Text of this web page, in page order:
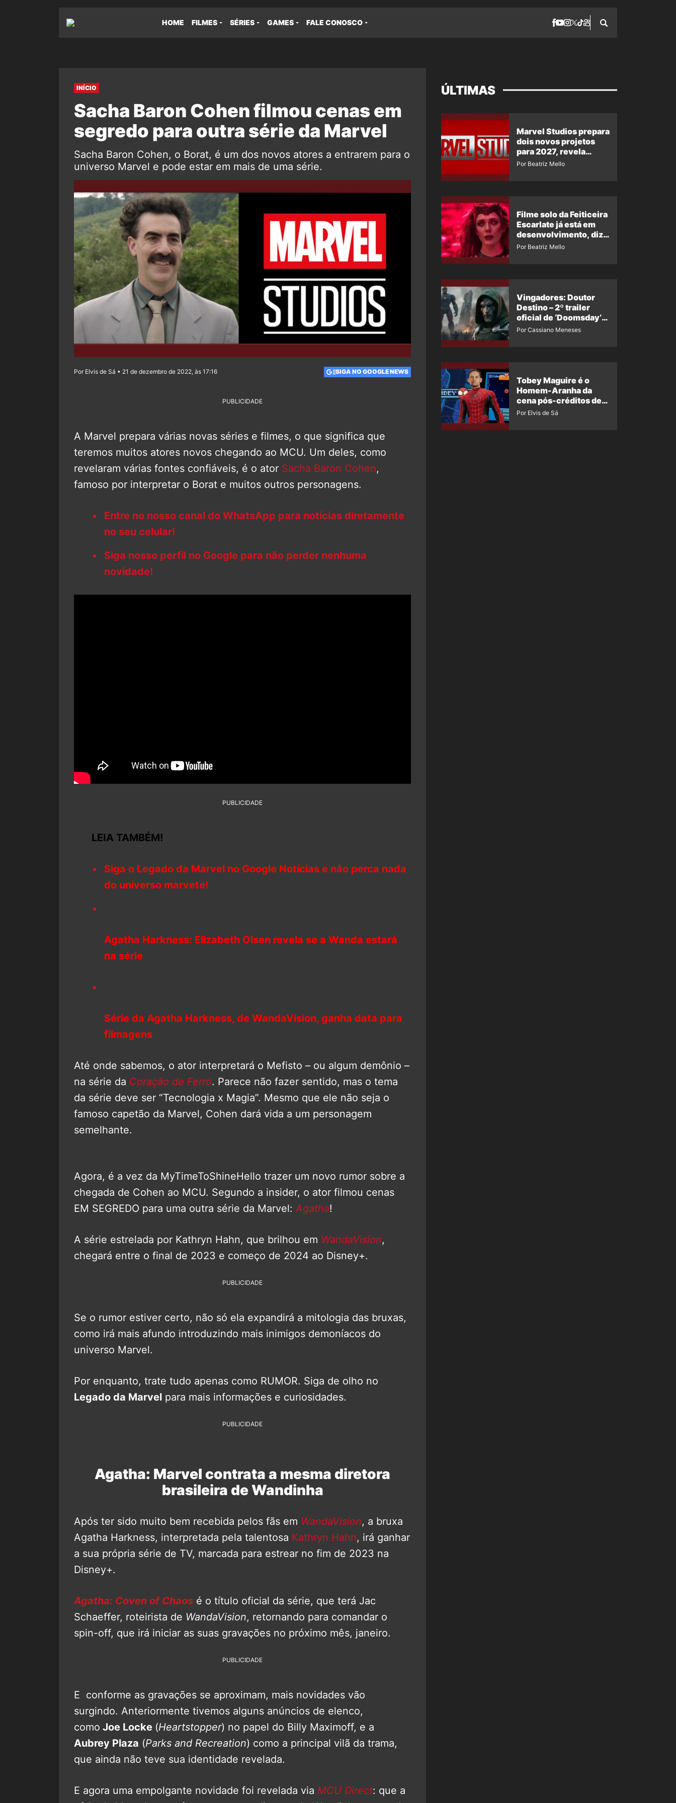
HOME FILMES SÉRIES GAMES FALE CONOSCO
INÍCIO
Sacha Baron Cohen filmou cenas em
segredo para outra série da Marvel
Sacha Baron Cohen, o Borat, é um dos novos atores a entrarem para o
universo Marvel e pode estar em mais de uma série.
Por Elvis de Sá • 21 de dezembro de 2022, às 17:16 SIGA NO GOOGLE NEWS
PUBLICIDADE
A Marvel prepara várias novas séries e filmes, o que significa que
teremos muitos atores novos chegando ao MCU. Um deles, como
revelaram várias fontes confiáveis, é o ator Sacha Baron Cohen,
famoso por interpretar o Borat e muitos outros personagens.
Entre no nosso canal do WhatsApp para notícias diretamente
no seu celular!
Siga nosso perfil no Google para não perder nenhuma
novidade!
PUBLICIDADE
LEIA TAMBÉM!
Siga o Legado da Marvel no Google Notícias e não perca nada
do universo marvete!
Agatha Harkness: Elizabeth Olsen revela se a Wanda estará
na série
Série da Agatha Harkness, de WandaVision, ganha data para
filmagens
Até onde sabemos, o ator interpretará o Mefisto – ou algum demônio –
na série da Coração de Ferro. Parece não fazer sentido, mas o tema
da série deve ser “Tecnologia x Magia”. Mesmo que ele não seja o
famoso capetão da Marvel, Cohen dará vida a um personagem
semelhante.
Agora, é a vez da MyTimeToShineHello trazer um novo rumor sobre a
chegada de Cohen ao MCU. Segundo a insider, o ator filmou cenas
EM SEGREDO para uma outra série da Marvel: Agatha!
A série estrelada por Kathryn Hahn, que brilhou em WandaVision,
chegará entre o final de 2023 e começo de 2024 ao Disney+.
PUBLICIDADE
Se o rumor estiver certo, não só ela expandirá a mitologia das bruxas,
como irá mais afundo introduzindo mais inimigos demoníacos do
universo Marvel.
Por enquanto, trate tudo apenas como RUMOR. Siga de olho no
Legado da Marvel para mais informações e curiosidades.
PUBLICIDADE
Agatha: Marvel contrata a mesma diretora
brasileira de Wandinha
Após ter sido muito bem recebida pelos fãs em WandaVision, a bruxa
Agatha Harkness, interpretada pela talentosa Kathryn Hahn, irá ganhar
a sua própria série de TV, marcada para estrear no fim de 2023 na
Disney+.
Agatha: Coven of Chaos é o título oficial da série, que terá Jac
Schaeffer, roteirista de WandaVision, retornando para comandar o
spin-off, que irá iniciar as suas gravações no próximo mês, janeiro.
PUBLICIDADE
E conforme as gravações se aproximam, mais novidades vão
surgindo. Anteriormente tivemos alguns anúncios de elenco,
como Joe Locke (Heartstopper) no papel do Billy Maximoff, e a
Aubrey Plaza (Parks and Recreation) como a principal vilã da trama,
que ainda não teve sua identidade revelada.
E agora uma empolgante novidade foi revelada via MCU Direct: que a
ÚLTIMAS
Marvel Studios prepara
dois novos projetos
para 2027, revela
insider
Por Beatriz Mello
Filme solo da Feiticeira
Escarlate já está em
desenvolvimento, diz
insider
Por Beatriz Mello
Vingadores: Doutor
Destino – 2º trailer
oficial de ‘Doomsday’
ganha nova data para
Por Cassiano Meneses
Tobey Maguire é o
Homem-Aranha da
cena pós-créditos de
Um Novo Dia?
Por Elvis de Sá